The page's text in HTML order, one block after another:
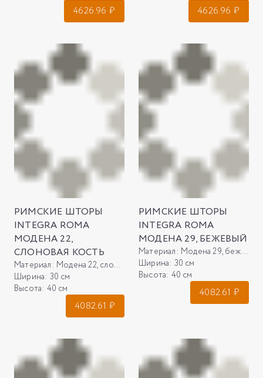
4626.96 ₽ 4626.96 ₽
РИМСКИЕ ШТОРЫ
INTEGRA ROMA
МОДЕНА 22,
СЛОНОВАЯ КОСТЬ
Материал: Модена 22, слоновая кость
Ширина: 30 см
Высота: 40 см
4082.61 ₽
РИМСКИЕ ШТОРЫ
INTEGRA ROMA
МОДЕНА 29, БЕЖЕВЫЙ
Материал: Модена 29, бежевый
Ширина: 30 см
Высота: 40 см
4082.61 ₽